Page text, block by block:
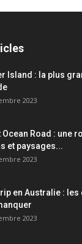
Island : la plus
2023
Ocean Road : une
et paysages...
2023
en Australie : les
2023